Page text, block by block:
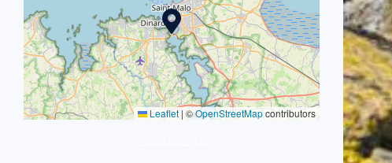
Leaflet | ©OpenStreetMapcontributors